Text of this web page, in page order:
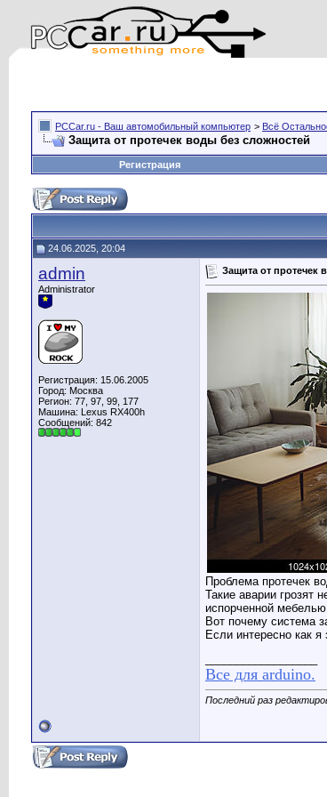
PCCar.ru - Ваш автомобильный компьютер > Всё
Защита от протечек воды без сложностей
Регистрация
24.06.2025, 20:04
admin
Administrator
Регистрация: 15.06.2005
Город: Москва
Регион: 77, 97, 99, 177
Машина: Lexus RX400h
Сообщений: 842
Защита от протечек
Проблема протечек
Такие аварии грозят
испорченной
Вот почему система
Если интересно как
Все для arduino.
Последний раз